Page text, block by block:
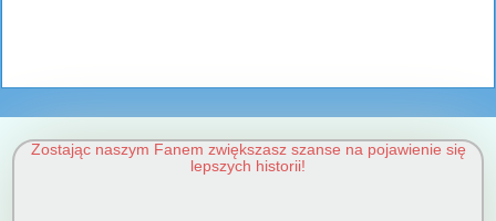
Zostając naszym Fanem zwiększasz szanse na pojawienie się
lepszych historii!